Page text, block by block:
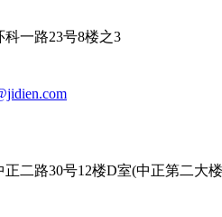
一路23号8楼之3
二路30号12楼D室(中正第二大